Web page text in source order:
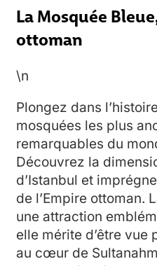
La Mosquée
ottoman
\n
Plongez dans
mosquées les plus
remarquables du
Découvrez la
d’Istanbul et
de l’Empire ottoman.
une attraction
elle mérite d’être vue
au cœur de